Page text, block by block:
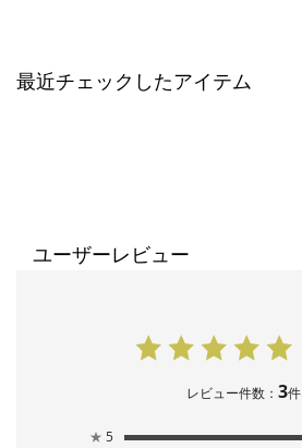
最近チェックしたアイテム
ユーザーレビュー
レビュー件数：3件
★ 5